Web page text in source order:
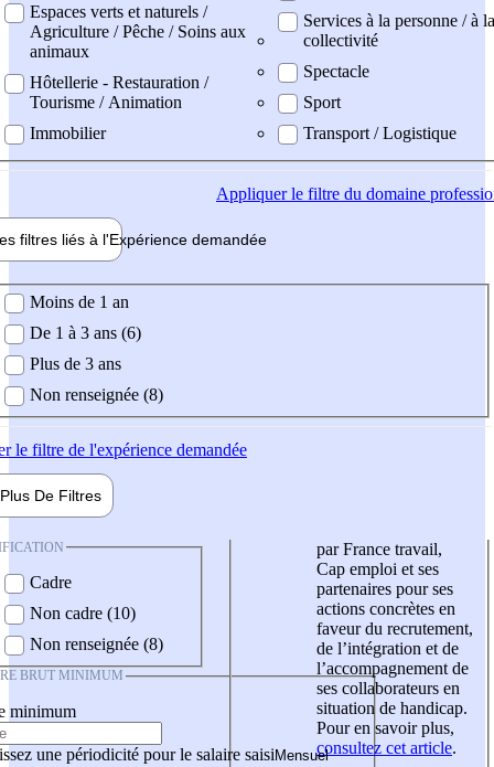
Espaces verts et naturels /
Agriculture / Pêche / Soins aux
animaux
Hôtellerie - Restauration /
Tourisme / Animation
Immobilier
Services à la personne / à la
collectivité
Spectacle
Sport
Transport / Logistique
Appliquerle filtre du domaine
filtres liés à l'Expérience demandée
demandée
Moins de 1 an
De 1 à 3 ans (6)
Plus de 3 ans
Non renseignée (8)
le filtre de l'expérience demandée
Plus De Filtres
Cadre
Non cadre (10)
Non renseignée (8)
BRUT MINIMUM
minimum
une périodicité pour le salaire saisi
par France travail,
Cap emploi et ses
partenaires pour ses
actions concrètes en
faveur du recrutement,
de l’intégration et de
l’accompagnement de
ses collaborateurs en
situation de handicap.
Pour en savoir plus,
consultez cet article.